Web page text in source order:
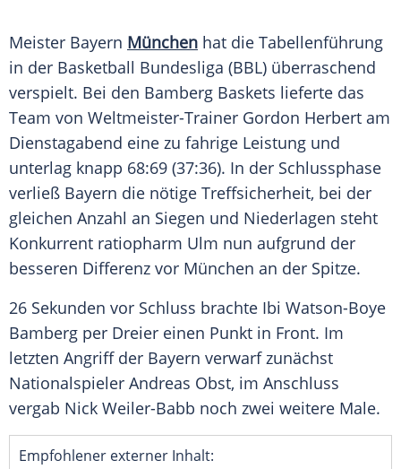
Meister Bayern München hat die Tabellenführung
in der Basketball Bundesliga (BBL) überraschend
verspielt. Bei den Bamberg Baskets lieferte das
Team von Weltmeister-Trainer Gordon Herbert am
Dienstagabend eine zu fahrige Leistung und
unterlag knapp 68:69 (37:36). In der Schlussphase
verließ Bayern die nötige Treffsicherheit, bei der
gleichen Anzahl an Siegen und Niederlagen steht
Konkurrent ratiopharm Ulm nun aufgrund der
besseren Differenz vor München an der Spitze.
26 Sekunden vor Schluss brachte Ibi Watson-Boye
Bamberg per Dreier einen Punkt in Front. Im
letzten Angriff der Bayern verwarf zunächst
Nationalspieler Andreas Obst, im Anschluss
vergab Nick Weiler-Babb noch zwei weitere Male.
Empfohlener externer Inhalt: